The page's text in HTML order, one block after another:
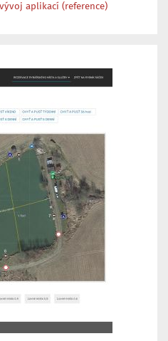
aplikací (reference)